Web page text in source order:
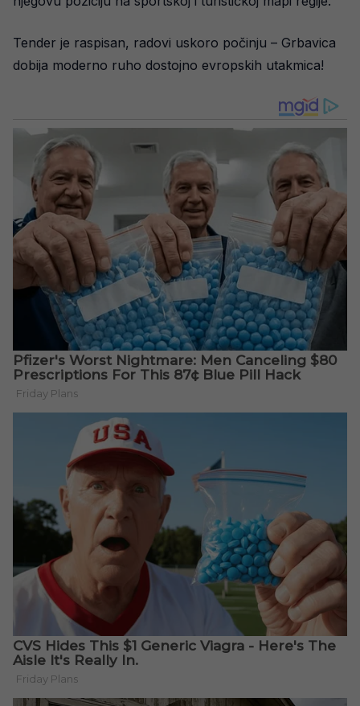
Tender je raspisan, radovi uskoro počinju – Grbavica
dobija moderno ruho dostojno evropskih utakmica!